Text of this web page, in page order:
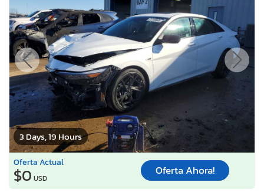
3 Days, 19 Hours
Oferta Actual
$0 USD
Oferta Ahora!